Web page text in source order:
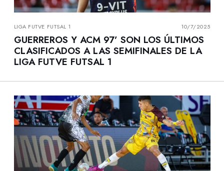
LIGA FUTVE FUTSAL 1 10/7/2025
GUERREROS Y ACM 97’ SON LOS ÚLTIMOS
CLASIFICADOS A LAS SEMIFINALES DE LA
LIGA FUTVE FUTSAL 1